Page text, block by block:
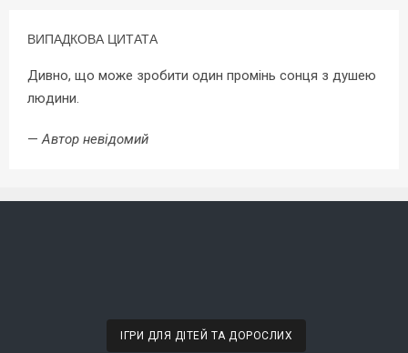
ВИПАДКОВА ЦИТАТА
Дивно, що може зробити один промінь сонця з душею
людини.
—Автор невідомий
ІГРИ ДЛЯ ДІТЕЙ ТА ДОРОСЛИХ